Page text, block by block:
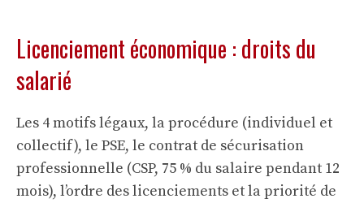
Licenciement économique : droits du
salarié
Les 4 motifs légaux, la procédure (individuel et
collectif), le PSE, le contrat de sécurisation
professionnelle (CSP, 75 % du salaire pendant 12
mois), l’ordre des licenciements et la priorité de